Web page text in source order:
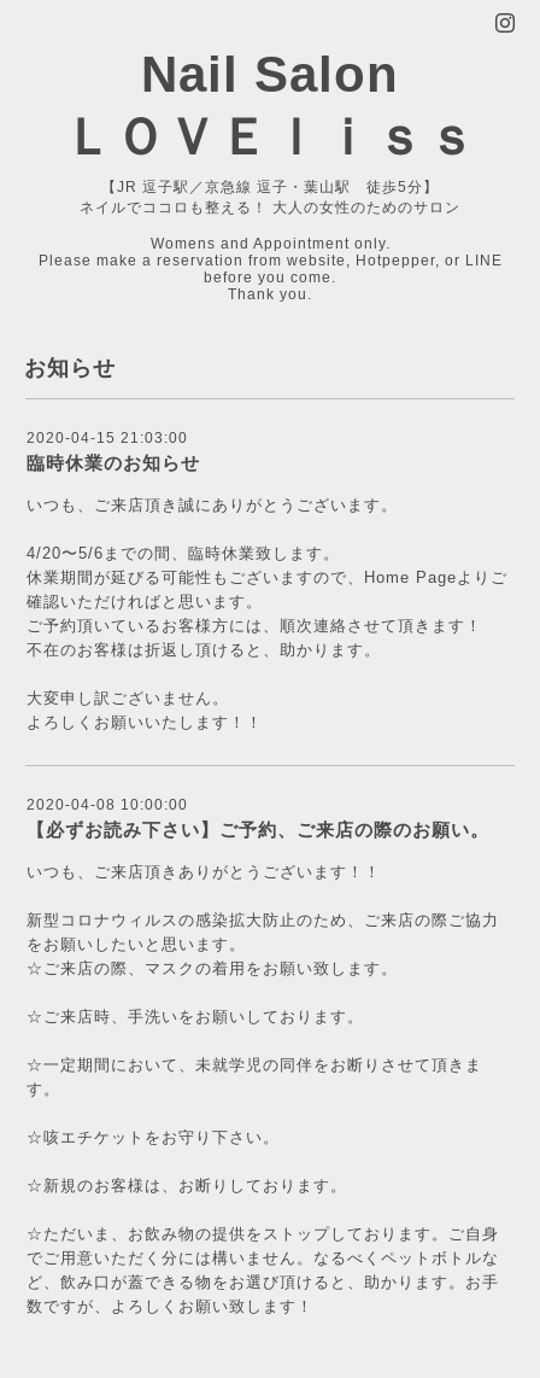
Nail Salon
ＬＯＶＥｌｉｓｓ
【JR 逗子駅／京急線 逗子・葉山駅 徒歩5分】
ネイルでココロも整える！ 大人の女性のためのサロン
Womens and Appointment only.
Please make a reservation from website, Hotpepper, or LINE
before you come.
Thank you.
お知らせ
2020-04-15 21:03:00
臨時休業のお知らせ
いつも、ご来店頂き誠にありがとうございます。
4/20〜5/6までの間、臨時休業致します。
休業期間が延びる可能性もございますので、Home Pageよりご
確認いただければと思います。
ご予約頂いているお客様方には、順次連絡させて頂きます！
不在のお客様は折返し頂けると、助かります。
大変申し訳ございません。
よろしくお願いいたします！！
2020-04-08 10:00:00
【必ずお読み下さい】ご予約、ご来店の際のお願い。
いつも、ご来店頂きありがとうございます！！
新型コロナウィルスの感染拡大防止のため、ご来店の際ご協力
をお願いしたいと思います。
☆ご来店の際、マスクの着用をお願い致します。
☆ご来店時、手洗いをお願いしております。
☆一定期間において、未就学児の同伴をお断りさせて頂きま
す。
☆咳エチケットをお守り下さい。
☆新規のお客様は、お断りしております。
☆ただいま、お飲み物の提供をストップしております。ご自身
でご用意いただく分には構いません。なるべくペットボトルな
ど、飲み口が蓋できる物をお選び頂けると、助かります。お手
数ですが、よろしくお願い致します！